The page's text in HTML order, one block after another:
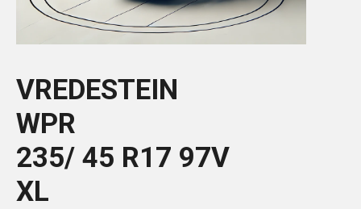
VREDESTEIN
WPR
235/ 45 R17 97V
XL